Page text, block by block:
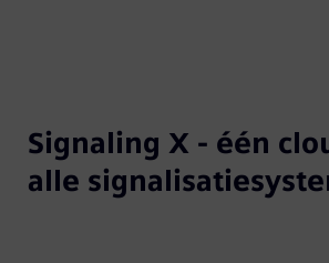
Signaling X - één
alle